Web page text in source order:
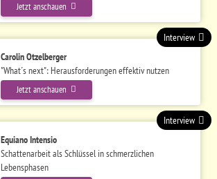
Jetzt anschauen
Carolin Otzelberger
"What´s next": Herausforderungen effektiv nutzen
Jetzt anschauen
Interview
Equiano Intensio
Schattenarbeit als Schlüssel in schmerzlichen
Lebensphasen
Interview